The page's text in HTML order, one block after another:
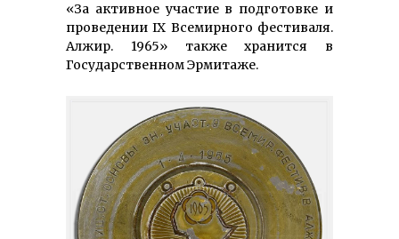
«За активное участие в подготовке и
проведении IX Всемирного фестиваля.
Алжир. 1965» также хранится в
Государственном Эрмитаже.